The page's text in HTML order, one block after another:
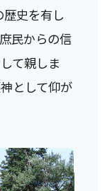
史を有し
民からの信
て親しま
として仰が